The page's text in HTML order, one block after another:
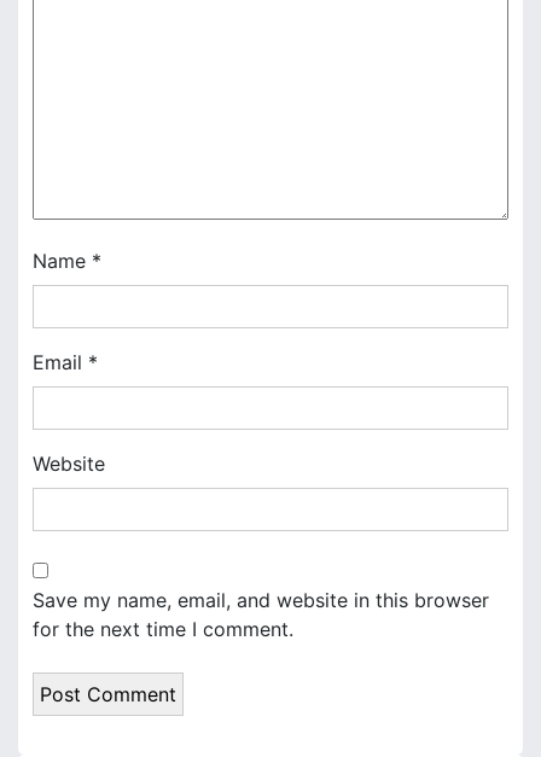
o
n
Name *
Email *
Website
Save my name, email, and website in this browser
for the next time I comment.